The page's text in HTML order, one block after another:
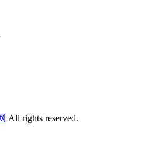
All rights reserved.